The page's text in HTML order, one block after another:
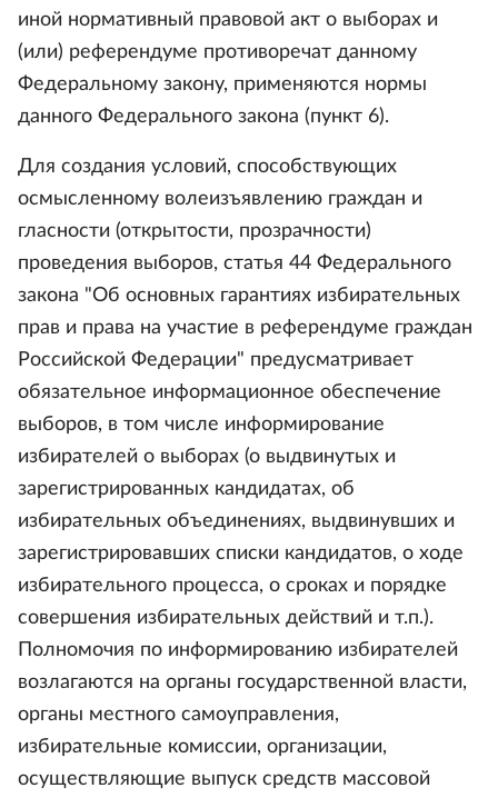
иной нормативный правовой акт о выборах и
(или) референдуме противоречат данному
Федеральному закону, применяются нормы
данного Федерального закона (пункт 6).
Для создания условий, способствующих
осмысленному волеизъявлению граждан и
гласности (открытости, прозрачности)
проведения выборов, статья 44 Федерального
закона "Об основных гарантиях избирательных
прав и права на участие в референдуме граждан
Российской Федерации" предусматривает
обязательное информационное обеспечение
выборов, в том числе информирование
избирателей о выборах (о выдвинутых и
зарегистрированных кандидатах, об
избирательных объединениях, выдвинувших и
зарегистрировавших списки кандидатов, о ходе
избирательного процесса, о сроках и порядке
совершения избирательных действий и т.п.).
Полномочия по информированию избирателей
возлагаются на органы государственной власти,
органы местного самоуправления,
избирательные комиссии, организации,
осуществляющие выпуск средств массовой